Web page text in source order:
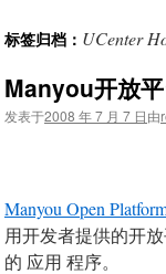
正标签归档： UCenter
Manyou开放
发表于2008 年 7 月 7 日由
Manyou Open
用开发者提供的开
的 应用 程序。